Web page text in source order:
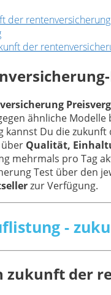
der
der
ähnliche
kannst Du die
über Qualität,
mehrmals pro Tag
Test über den
zur Verfügung.
-
zukunft der